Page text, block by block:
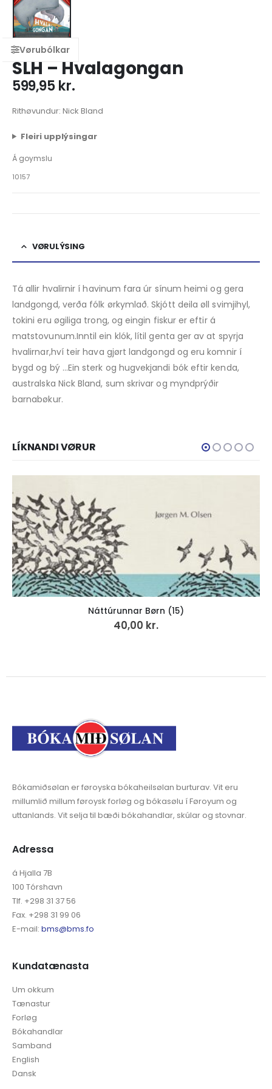
SLH – Hvalagongan
599,95kr.
Rithøvundur: Nick Bland
Fleiri upplýsingar
Á goymslu
10157
VØRULÝSING
Tá allir hvalirnir í havinum fara úr sínum heimi og gera
landgongd, verða fólk ørkymlað. Skjótt deila øll svimjihyl,
tokini eru øgiliga trong, og eingin fiskur er eftir á
matstovunum.Inntil ein klók, lítil genta ger av at spyrja
hvalirnar,hví teir hava gjørt landgongd og eru komnir í
bygd og bý …Ein sterk og hugvekjandi bók eftir kenda,
australska Nick Bland, sum skrivar og myndprýðir
barnabøkur.
LÍKNANDI VØRUR
Náttúrunnar Børn (15)
40,00 kr.
Bókamiðsølan er føroyska bókaheilsølan burturav. Vit eru
millumlið millum føroysk forløg og bókasølu í Føroyum og
uttanlands. Vit selja til bæði bókahandlar, skúlar og stovnar.
Adressa
á Hjalla 7B
100 Tórshavn
Tlf. +298 31 37 56
Fax. +298 31 99 06
E-mail: bms@bms.fo
Kundatænasta
Um okkum
Tænastur
Forløg
Bókahandlar
Samband
English
Dansk